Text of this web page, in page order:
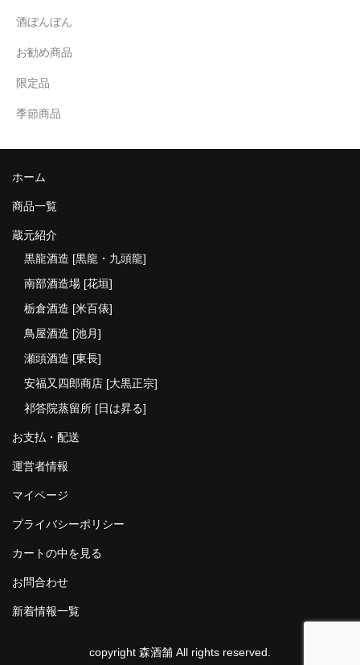
酒ぼんぼん
お勧め商品
限定品
季節商品
ホーム
商品一覧
蔵元紹介
黒龍酒造 [黒龍・九頭龍]
南部酒造場 [花垣]
栃倉酒造 [米百俵]
鳥屋酒造 [池月]
瀬頭酒造 [東長]
安福又四郎商店 [大黒正宗]
祁答院蒸留所 [日は昇る]
お支払・配送
運営者情報
マイページ
プライバシーポリシー
カートの中を見る
お問合わせ
新着情報一覧
copyright 森酒舗 All rights reserved.